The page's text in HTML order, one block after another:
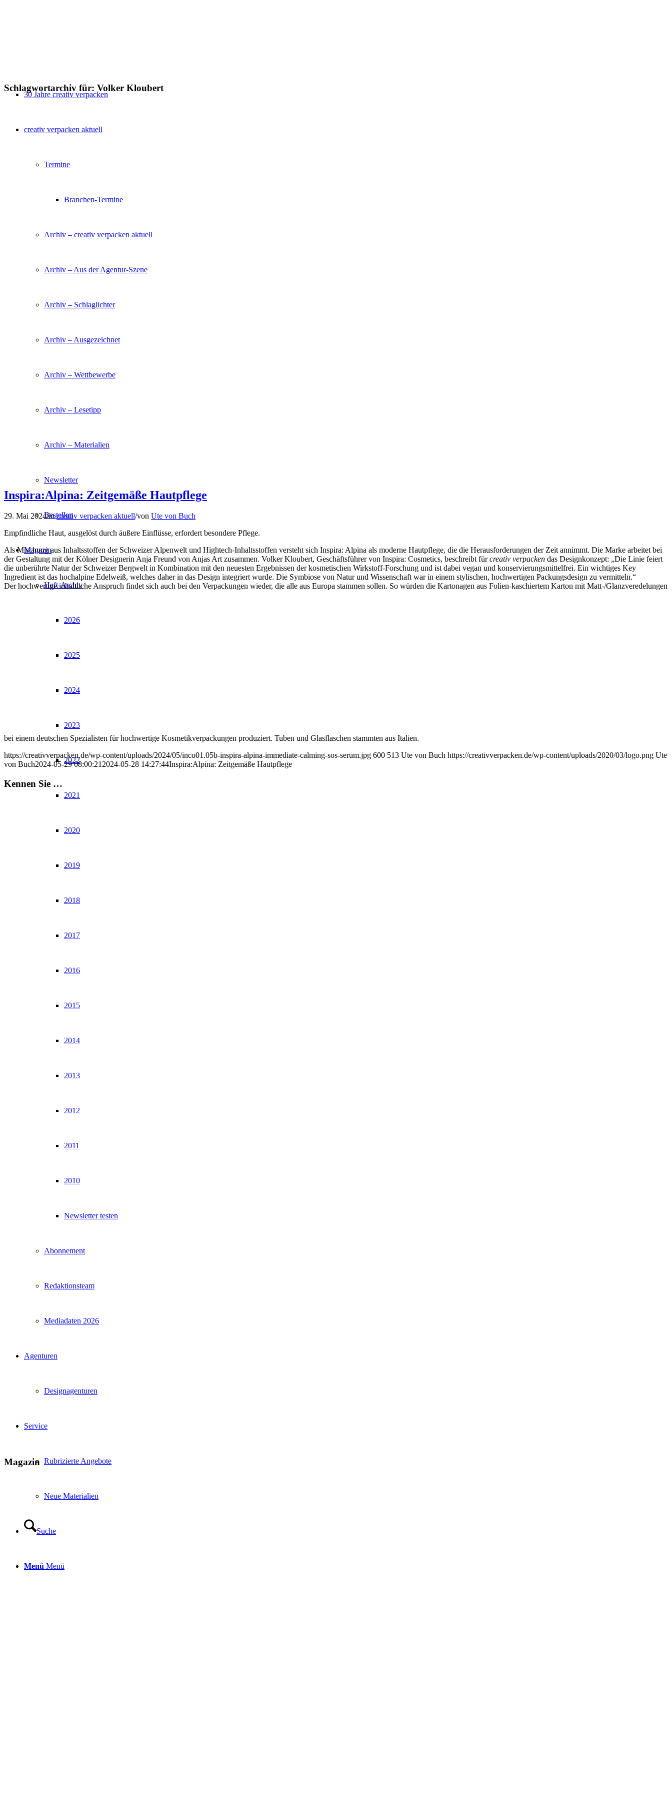
30 Jahre creativ verpacken
creativ verpacken aktuell
Termine
Branchen-Termine
Archiv – creativ verpacken aktuell
Archiv – Aus der Agentur-Szene
Archiv – Schlaglichter
Archiv – Ausgezeichnet
Archiv – Wettbewerbe
Archiv – Lesetipp
Archiv – Materialien
Newsletter
Bestellen
Magazin
Heft-Archiv
2026
2025
2024
2023
2022
2021
2020
2019
2018
2017
2016
2015
2014
2013
2012
2011
2010
Newsletter testen
Abonnement
Redaktionsteam
Mediadaten 2026
Agenturen
Designagenturen
Service
Rubrizierte Angebote
Neue Materialien
Suche
Menü Menü
Schlagwortarchiv für: Volker Kloubert
Inspira:Alpina: Zeitgemäße Hautpflege
29. Mai 2024/increativ verpacken aktuell/von Ute von Buch
Empfindliche Haut, ausgelöst durch äußere Einflüsse, erfordert besondere Pflege.
Als Mischung aus Inhaltsstoffen der Schweizer Alpenwelt und Hightech-Inhaltsstoffen versteht sich Inspira: Alpina als moderne Hautpflege, die die Herausforderungen der Zeit annimmt. Die Marke arbeitet bei
der Gestaltung mit der Kölner Designerin Anja Freund von Anjas Art zusammen. Volker Kloubert, Geschäftsführer von Inspira: Cosmetics, beschreibt fürcreativ verpacken das Designkonzept: „Die Linie feiert
die unberührte Natur der Schweizer Bergwelt in Kombination mit den neuesten Ergebnissen der kosmetischen Wirkstoff-Forschung und ist dabei vegan und konservierungsmittelfrei. Ein wichtiges Key
Ingredient ist das hochalpine Edelweiß, welches daher in das Design integriert wurde. Die Symbiose von Natur und Wissenschaft war in einem stylischen, hochwertigen Packungsdesign zu vermitteln.“
Der hochwertige inhaltliche Anspruch findet sich auch bei den Verpackungen wieder, die alle aus Europa stammen sollen. So würden die Kartonagen aus Folien-kaschiertem Karton mit Matt-/Glanzveredelungen
bei einem deutschen Spezialisten für hochwertige Kosmetikverpackungen produziert. Tuben und Glasflaschen stammten aus Italien.
https://creativverpacken.de/wp-content/uploads/2024/05/inco01.05b-inspira-alpina-immediate-calming-sos-serum.jpg 600 513 Ute von Buch https://creativverpacken.de/wp-content/uploads/2020/03/logo.png Ute
von Buch2024-05-29 08:00:212024-05-28 14:27:44Inspira:Alpina: Zeitgemäße Hautpflege
Kennen Sie …
Magazin